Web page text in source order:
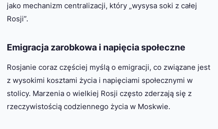
jako mechanizm centralizacji, który „wysysa soki z całej
Rosji”.
Emigracja zarobkowa i napięcia społeczne
Rosjanie coraz częściej myślą o emigracji, co związane jest
z wysokimi kosztami życia i napięciami społecznymi w
stolicy. Marzenia o wielkiej Rosji często zderzają się z
rzeczywistością codziennego życia w Moskwie.